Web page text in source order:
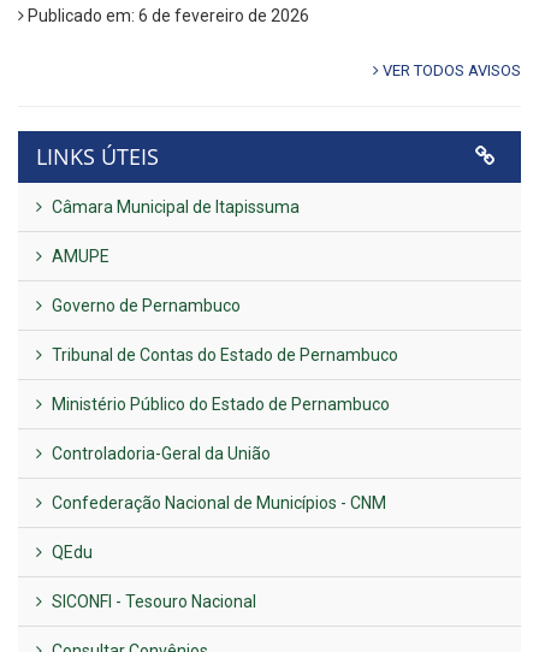
Publicado em: 6 de fevereiro de 2026
VER TODOS AVISOS
LINKS ÚTEIS
Câmara Municipal de Itapissuma
AMUPE
Governo de Pernambuco
Tribunal de Contas do Estado de Pernambuco
Ministério Público do Estado de Pernambuco
Controladoria-Geral da União
Confederação Nacional de Municípios - CNM
QEdu
SICONFI - Tesouro Nacional